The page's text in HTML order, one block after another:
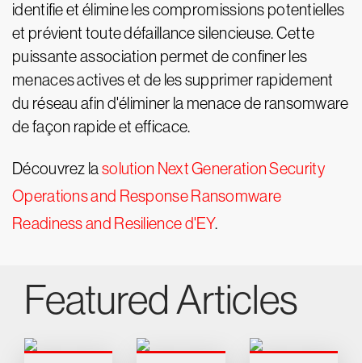
identifie et élimine les compromissions potentielles
et prévient toute défaillance silencieuse. Cette
puissante association permet de confiner les
menaces actives et de les supprimer rapidement
du réseau afin d'éliminer la menace de ransomware
de façon rapide et efficace.
Découvrez la solution Next Generation Security
Operations and Response Ransomware
Readiness and Resilience d'EY.
Featured Articles